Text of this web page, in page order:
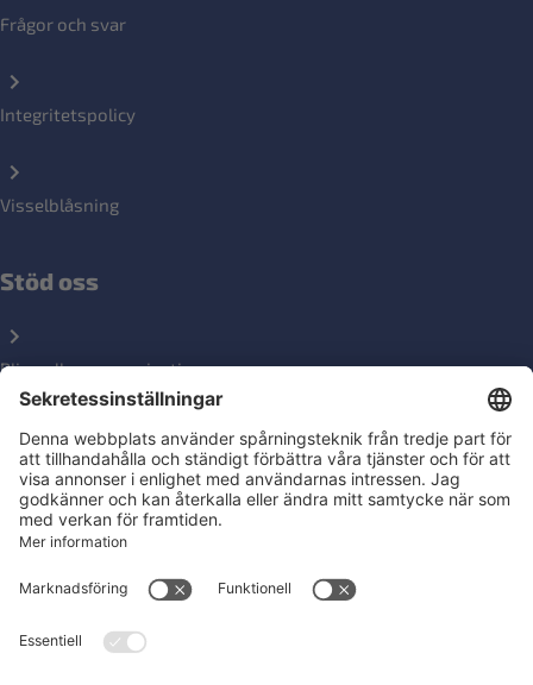
Frågor och svar
Integritetspolicy
Visselblåsning
Stöd oss
Bli medlemsorganisation
Ge en gåva
Följ oss på sociala medier